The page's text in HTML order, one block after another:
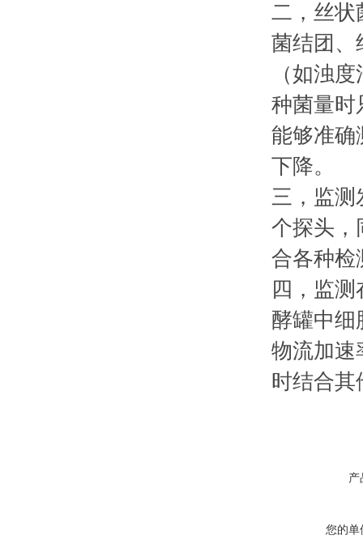
二，丝状
菌结团、
（如浊
种菌量时
能够准确
下降。
三，监测
个探头，
合各种检
四，监
酵罐中细
物流加速
时结合
产
您的单